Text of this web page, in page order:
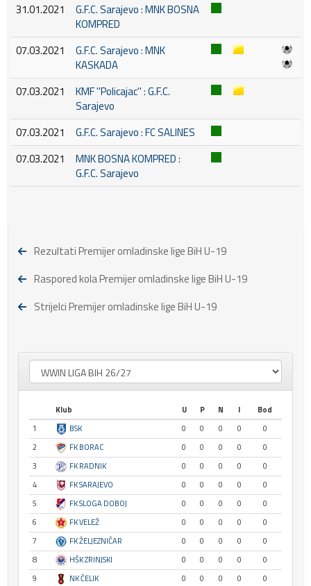
31.01.2021
G.F.C. Sarajevo : MNK BOSNA
KOMPRED
07.03.2021
G.F.C. Sarajevo : MNK
KASKADA
07.03.2021
KMF ''Policajac'' : G.F.C.
Sarajevo
07.03.2021
G.F.C. Sarajevo : FC SALINES
07.03.2021
MNK BOSNA KOMPRED :
G.F.C. Sarajevo
Rezultati Premijer omladinske lige BiH U-19
Raspored kola Premijer omladinske lige BiH U-19
Strijelci Premijer omladinske lige BiH U-19
Klub U P N I
Bod
1
BSK 0 0 0 0
0
2
FK BORAC 0 0 0 0
0
3
FK RADNIK 0 0 0 0
0
4
FK SARAJEVO 0 0 0 0
0
5
FK SLOGA DOBOJ 0 0 0 0
0
6
FK VELEŽ 0 0 0 0
0
7
FK ŽELJEZNIČAR 0 0 0 0
0
8
HŠK ZRINJSKI 0 0 0 0
0
9
NK ČELIK 0 0 0 0
0